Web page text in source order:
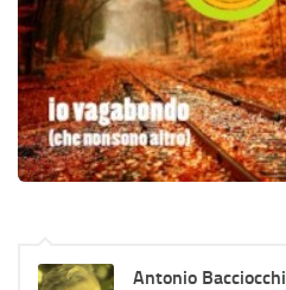
Antonio Bacciocchi